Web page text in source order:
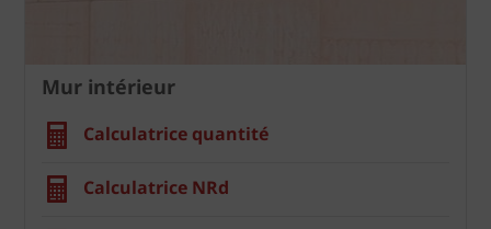
Mur intérieur
Calculatrice quantité
Calculatrice NRd